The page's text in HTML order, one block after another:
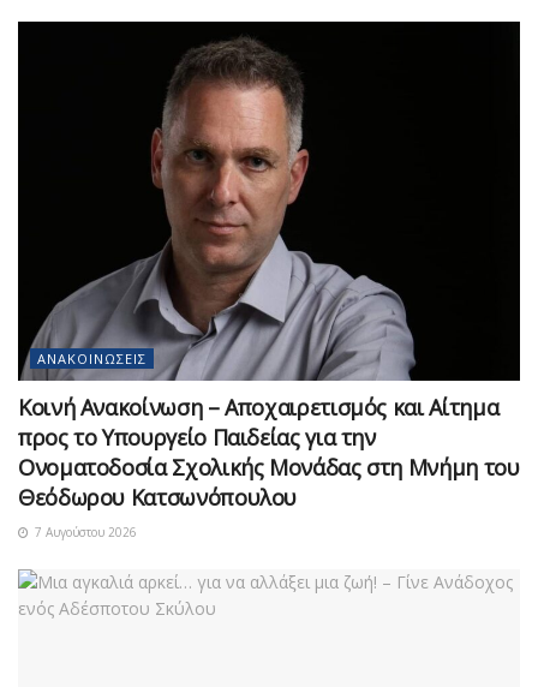
ΑΝΑΚΟΙΝΏΣΕΙΣ
Κοινή Ανακοίνωση – Αποχαιρετισμός και Αίτημα
προς το Υπουργείο Παιδείας για την
Ονοματοδοσία Σχολικής Μονάδας στη Μνήμη του
Θεόδωρου Κατσωνόπουλου
7 Αυγούστου 2026